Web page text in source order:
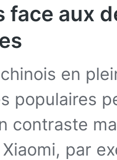
face aux
en
populaires
contraste
par